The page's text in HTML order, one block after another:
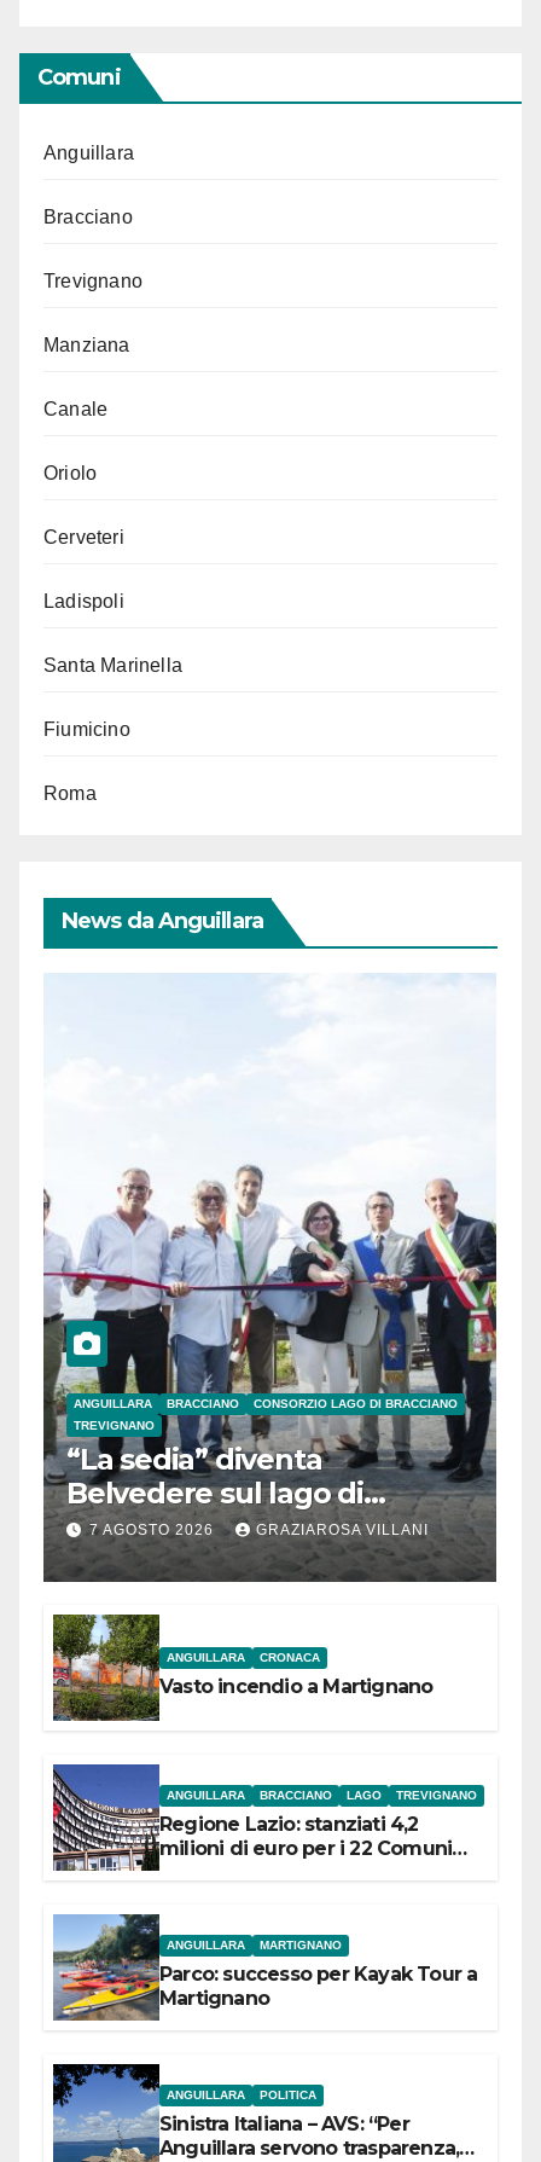
Comuni
Anguillara
Bracciano
Trevignano
Manziana
Canale
Oriolo
Cerveteri
Ladispoli
Santa Marinella
Fiumicino
Roma
News da Anguillara
ANGUILLARA BRACCIANO
CONSORZIO LAGO DI BRACCIANO
TREVIGNANO
“La sedia” diventa
Belvedere sul lago di
Bracciano: ieri
l’inaugurazione
7 AGOSTO 2026 GRAZIAROSA VILLANI
ANGUILLARA CRONACA
Vasto incendio a Martignano
ANGUILLARA BRACCIANO LAGO TREVIGNANO
Regione Lazio: stanziati 4,2
milioni di euro per i 22 Comuni
ANGUILLARA MARTIGNANO
Parco: successo per Kayak Tour a
Martignano
ANGUILLARA POLITICA
Sinistra Italiana – AVS: “Per
Anguillara servono trasparenza,